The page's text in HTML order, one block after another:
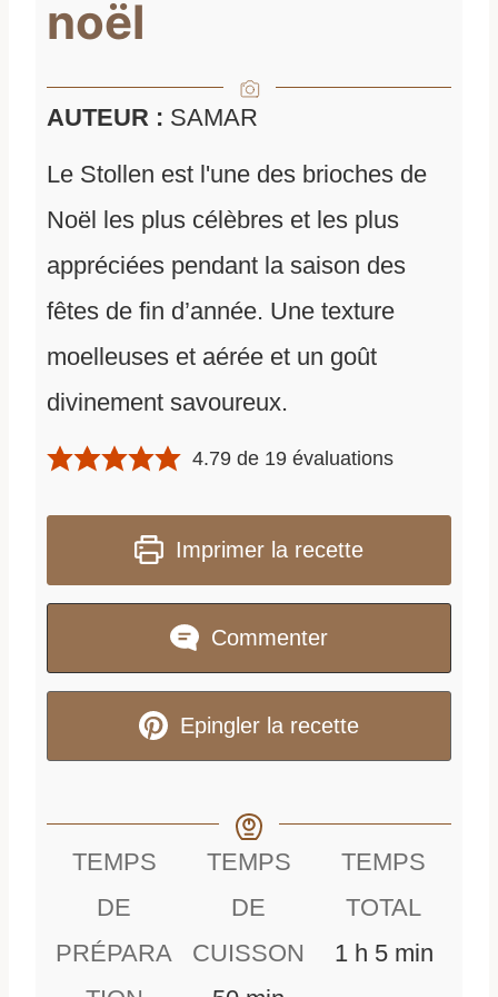
noël
AUTEUR : SAMAR
Le Stollen est l'une des brioches de
Noël les plus célèbres et les plus
appréciées pendant la saison des
fêtes de fin d’année. Une texture
moelleuses et aérée et un goût
divinement savoureux.
4.79 de 19 évaluations
Imprimer la recette
Commenter
Epingler la recette
TEMPS
DE
PRÉPARA
TEMPS
DE
CUISSON
TEMPS
TOTAL
1 hh 5mmin